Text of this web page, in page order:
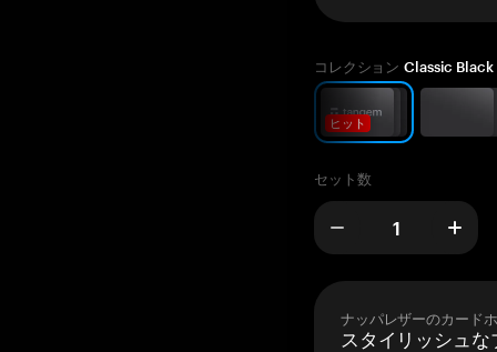
コレクション Classic Black
ヒット
セット数
ナッパレザーのカード
スタイリッシュ